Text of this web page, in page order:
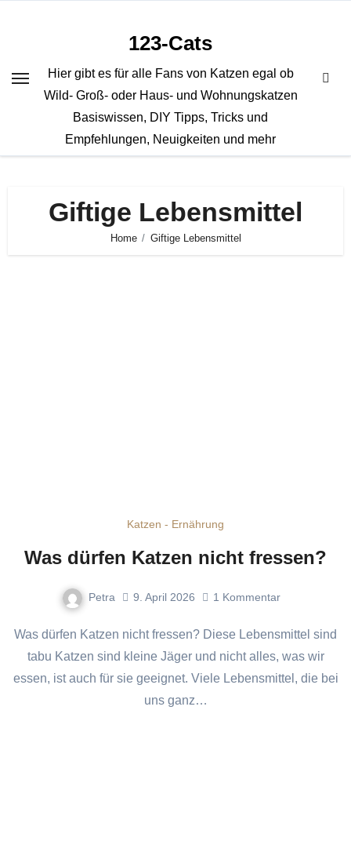
123-Cats
Hier gibt es für alle Fans von Katzen egal ob
Wild- Groß- oder Haus- und Wohnungskatzen
Basiswissen, DIY Tipps, Tricks und
Empfehlungen, Neuigkeiten und mehr
Giftige Lebensmittel
Home Giftige Lebensmittel
Katzen - Ernährung
Was dürfen Katzen nicht fressen?
Petra 9. April 2026 1 Kommentar
Was dürfen Katzen nicht fressen? Diese Lebensmittel sind
tabu Katzen sind kleine Jäger und nicht alles, was wir
essen, ist auch für sie geeignet. Viele Lebensmittel, die bei
uns ganz…